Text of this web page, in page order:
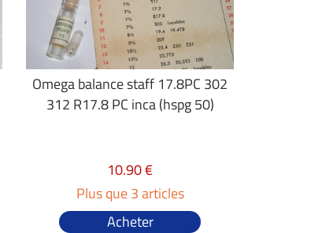
Omega balance staff 17.8PC 302
312 R17.8 PC inca (hspg 50)
10.90 €
Plus que 3 articles
Acheter